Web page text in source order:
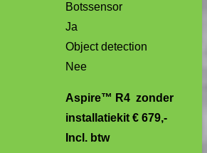
Botssensor
Ja
Object detection
Nee
Aspire™ R4 zonder
installatiekit € 679,-
Incl. btw